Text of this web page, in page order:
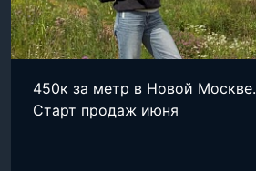
450к за метр в Новой Москве.
Старт продаж июня